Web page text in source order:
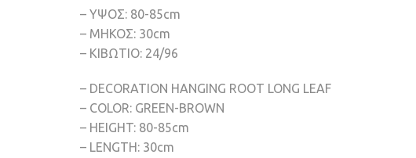
– ΥΨΟΣ: 80-85cm
– ΜΗΚΟΣ: 30cm
– ΚΙΒΩΤΙΟ: 24/96
– DECORATION HANGING ROOT LONG LEAF
– COLOR: GREEN-BROWN
– HEIGHT: 80-85cm
– LENGTH: 30cm